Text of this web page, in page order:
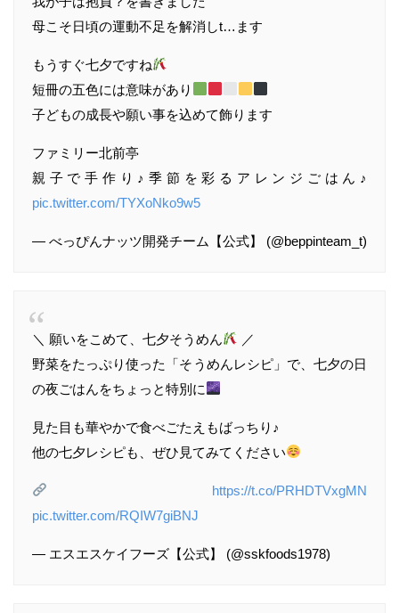
母こそ日頃の運動不足を解消しt…ます
もうすぐ七夕ですね
短冊の五色には意味があり
子どもの成長や願い事を込めて飾ります
ファミリー北前亭
親子で手作り♪季節を彩るアレンジごはん♪
pic.twitter.com/TYXoNko9w5
— べっぴんナッツ開発チーム【公式】 (@beppinteam_t)
＼ 願いをこめて、七夕そうめん
／
野菜をたっぷり使った「そうめんレシピ」で、七夕の日
の夜ごはんをちょっと特別に
見た目も華やかで食べごたえもばっちり♪
他の七夕レシピも、ぜひ見てみてください
https://t.co/PRHDTVxgMN
pic.twitter.com/RQIW7giBNJ
— エスエスケイフーズ【公式】 (@sskfoods1978)